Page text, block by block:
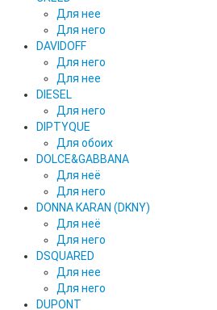
Для нее
Для него
DAVIDOFF
Для него
Для нее
DIESEL
Для него
DIPTYQUE
Для обоих
DOLCE&GABBANA
Для неё
Для него
DONNA KARAN (DKNY)
Для неё
Для него
DSQUARED
Для нее
Для него
DUPONT